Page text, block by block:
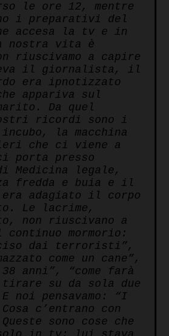
le ore 12, mentre
i preparativi del
accesa la tv e in
nostra vita è
riuscivamo a capire
il giornalista, il
era ipnotizzato
appariva sul
Da quel
ricordi sono i
la macchina
che ci viene a
porta presso
Medicina legale,
fredda e buia e il
era adagiato il corpo
Le lacrime,
non riuscivano a
mormorio:
dai terroristi”,
come un cane”,
anni”, “come farà
su da sola due
E noi pensavamo: “I
c’entrano con
sono cose che